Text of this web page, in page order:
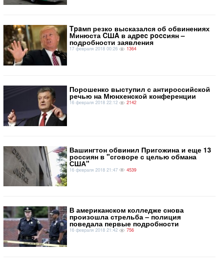
​Tpaмп резко высказался об обвинениях
Минюста CШA в адpec poccиян –
подробности заявления
17 февраля 2018 00:26 1364
Порошенко выступил с антироссийской
речью на Мюнхенской конференции
16 февраля 2018 22:12 2142
Вашингтон обвинил Пригожина и еще 13
россиян в "сговоре с целью обмана
США"
16 февраля 2018 21:47 4539
​В американском колледже снова
произошла стрельба – полиция
поведала первые подробности
16 февраля 2018 21:42 756